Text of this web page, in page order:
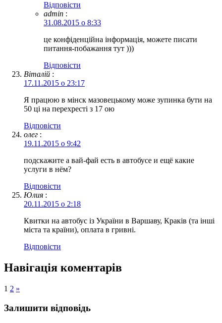
Відповіcти
admin :
31.08.2015 о 8:33
це конфіденційна інформація, можете писати
питання-побажання тут )))
Відповіcти
Віталій :
17.11.2015 о 23:17
Я працюю в мінск мазовецькому може зупинка бути на
50 ці на перехресті з 17 ою
Відповіcти
олег :
19.11.2015 о 9:42
подскажите а вай-фай есть в автобусе и ещё какие
услуги в нём?
Відповіcти
Юлия :
20.11.2015 о 2:18
Квитки на автобус із України в Варшаву, Краків (та інші
міста та країни), оплата в гривні.
Відповіcти
Навігація коментарів
1 2 »
Залишити відповідь